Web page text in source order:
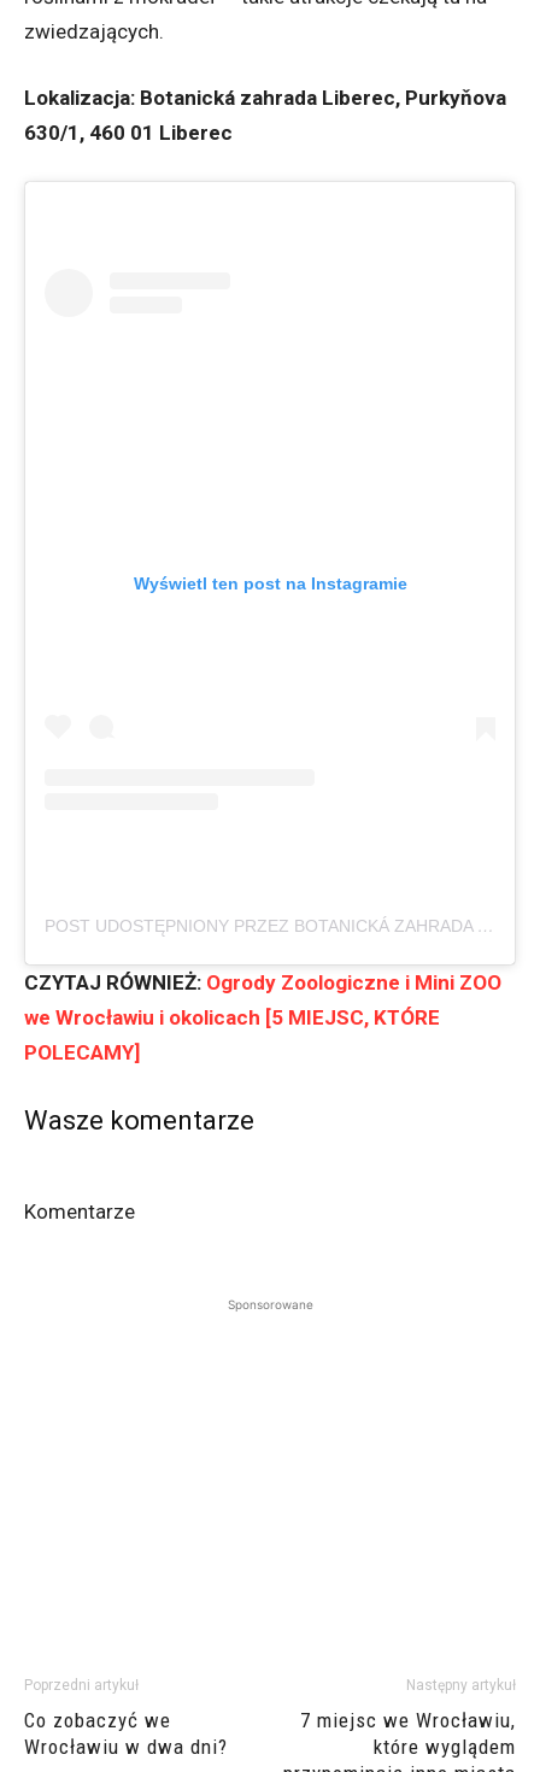
zwiedzających.
Lokalizacja: Botanická zahrada Liberec, Purkyňova
630/1, 460 01 Liberec
Wyświetl ten post na Instagramie
POST UDOSTĘPNIONY PRZEZ BOTANICKÁ ZAHRADA LIBEREC – LK (@BOTANYLIBEREC)
CZYTAJ RÓWNIEŻ: Ogrody Zoologiczne i Mini ZOO
we Wrocławiu i okolicach [5 MIEJSC, KTÓRE
POLECAMY]
Wasze komentarze
Komentarze
Sponsorowane
Poprzedni artykuł
Co zobaczyć we
Wrocławiu w dwa dni?
Następny artykuł
7 miejsc we Wrocławiu,
które wyglądem